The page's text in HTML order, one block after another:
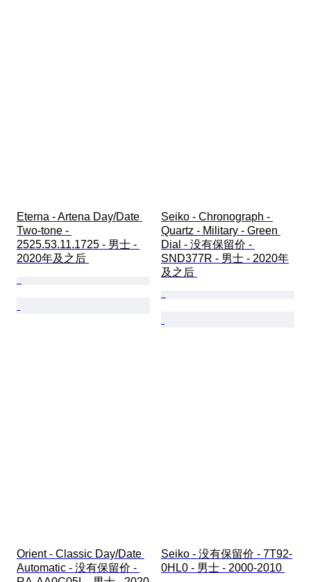
Eterna - Artena Day/Date
Two-tone -
2525.53.11.1725 - 男士 -
2020年及之后
Seiko - Chronograph -
Quartz - Military - Green
Dial - 没有保留价 -
SND377R - 男士 - 2020年
及之后
Orient - Classic Day/Date
Automatic - 没有保留价 -
Seiko - 没有保留价 - 7T92-
0HL0 - 男士 - 2000-2010